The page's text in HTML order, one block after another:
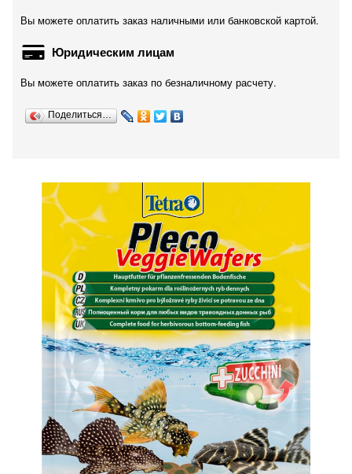
Вы можете оплатить заказ наличными или банковской картой.
Юридическим лицам
Вы можете оплатить заказ по безналичному расчету.
Поделиться…